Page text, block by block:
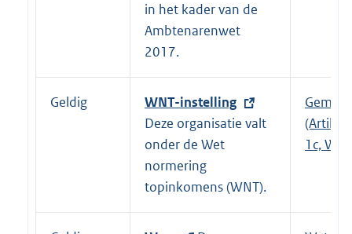
e
r
n
e
l
i
:
in het kader van de
Ambtenarenwet
2017.
Geldig
E
x
t
e
r
n
e
WNT-instelling
Deze organisatie valt
onder de Wet
normering
topinkomens (WNT).
(Artikel
1c,